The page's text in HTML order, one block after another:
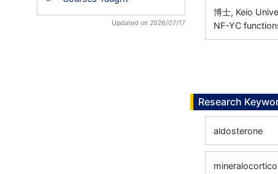
Updated on 2026/07/17
博士, Keio
NF-YC
Research
aldosterone